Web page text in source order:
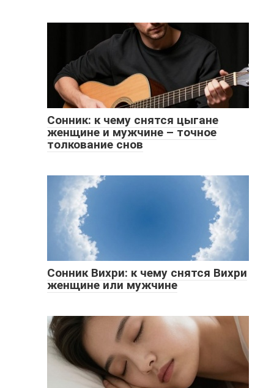
Сонник: к чему снятся цыгане
женщине и мужчине – точное
толкование снов
Сонник Вихри: к чему снятся Вихри
женщине или мужчине